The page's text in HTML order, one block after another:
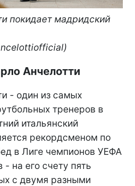
покидает мадридский
Анчелотти
- один из самых
тренеров в
итальянский
рекордсменом по
в Лиге чемпионов УЕФА
- на его счету пять
с двумя разными